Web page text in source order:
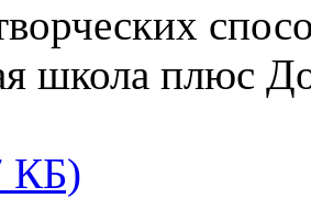
школа плюс
КБ)